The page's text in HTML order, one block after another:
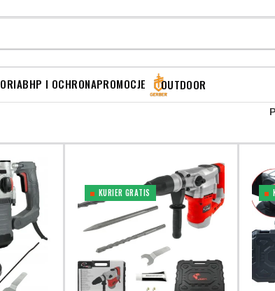
BHP I OCHRONAPROMOCJE OUTDOOR
KURIER GRATIS